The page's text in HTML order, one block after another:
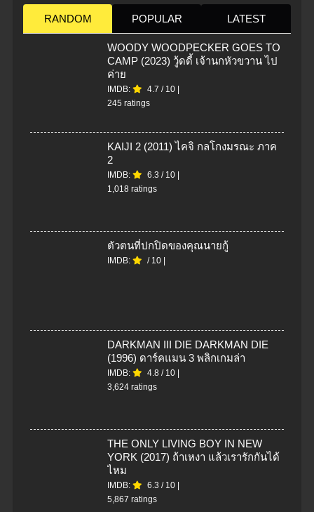
RANDOM POPULAR LATEST
WOODY WOODPECKER GOES TO
CAMP (2023) วู้ดดี้ เจ้านกหัวขวาน ไป
ค่าย
IMDB: 4.7 / 10
245 ratings
KAIJI 2 (2011) ไคจิ กลโกงมรณะ ภาค
2
IMDB: 6.3 / 10
1,018 ratings
ตัวตนที่ปกปิดของคุณนายกู้
IMDB: / 10
DARKMAN III DIE DARKMAN DIE
(1996) ดาร์คแมน 3 พลิกเกมล่า
IMDB: 4.8 / 10
3,624 ratings
THE ONLY LIVING BOY IN NEW
YORK (2017) ถ้าเหงา แล้วเรารักกันได้
ไหม
IMDB: 6.3 / 10
5,867 ratings